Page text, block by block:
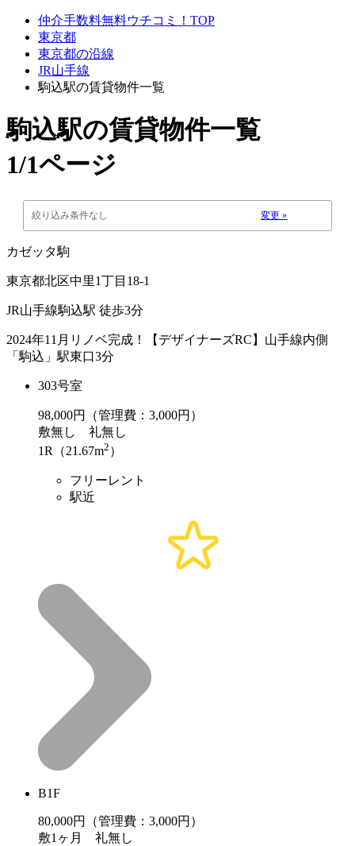
仲介手数料無料ウチコミ！TOP
東京都
東京都の沿線
JR山手線
駒込駅の賃貸物件一覧
駒込駅の賃貸物件一覧
1/1ページ
絞り込み条件なし 変更 »
カゼッタ駒
東京都北区中里1丁目18-1
JR山手線駒込駅 徒歩3分
2024年11月リノベ完成！【デザイナーズRC】山手線内側
「駒込」駅東口3分
303号室
98,000円（管理費：3,000円）
敷無し 礼無し
1R（21.67m2 ）
フリーレント
駅近
B1F
80,000円（管理費：3,000円）
敷1ヶ月 礼無し